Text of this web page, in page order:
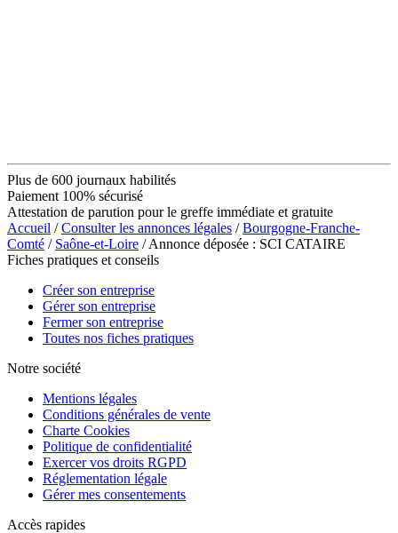
Plus de 600 journaux habilités
Paiement 100% sécurisé
Attestation de parution pour le greffe immédiate et gratuite
Accueil /Consulter les annonces légales /Bourgogne-Franche-
Comté / Saône-et-Loire / Annonce déposée : SCI CATAIRE
Fiches pratiques et conseils
Créer son entreprise
Gérer son entreprise
Fermer son entreprise
Toutes nos fiches pratiques
Notre société
Mentions légales
Conditions générales de vente
Charte Cookies
Politique de confidentialité
Exercer vos droits RGPD
Réglementation légale
Gérer mes consentements
Accès rapides